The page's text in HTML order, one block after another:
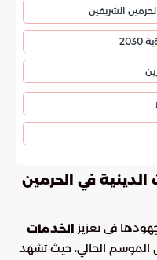
الشريفين
الدينية في الحرمين
في تعزيز الخدمات
الموسم الحالي، حيث تشهد